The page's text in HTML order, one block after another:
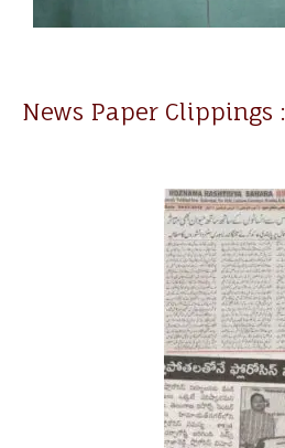
News Paper Clippings :